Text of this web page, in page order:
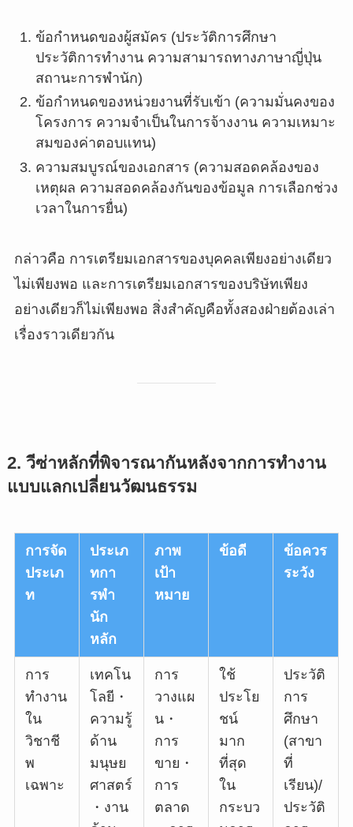
ข้อกำหนดของผู้สมัคร (ประวัติการศึกษา
ประวัติการทำงาน ความสามารถทางภาษาญี่ปุ่น
สถานะการพำนัก)
ข้อกำหนดของหน่วยงานที่รับเข้า (ความมั่นคงของ
โครงการ ความจำเป็นในการจ้างงาน ความเหมาะ
สมของค่าตอบแทน)
ความสมบูรณ์ของเอกสาร (ความสอดคล้องของ
เหตุผล ความสอดคล้องกันของข้อมูล การเลือกช่วง
เวลาในการยื่น)
กล่าวคือ การเตรียมเอกสารของบุคคลเพียงอย่างเดียว
ไม่เพียงพอ และการเตรียมเอกสารของบริษัทเพียง
อย่างเดียวก็ไม่เพียงพอ สิ่งสำคัญคือทั้งสองฝ่ายต้องเล่า
เรื่องราวเดียวกัน
2. วีซ่าหลักที่พิจารณากันหลังจากการทำงาน
แบบแลกเปลี่ยนวัฒนธรรม
การจัด
ประเภ
ท
ประเภ
ทกา
รพำ
นัก
หลัก
ภาพ
เป้า
หมาย
ข้อดี
ข้อควร
ระวัง
การ
ทำงาน
ใน
วิชาชี
พ
เฉพาะ
เทคโน
โลยี・
ความรู้
ด้าน
มนุษย
ศาสตร์
・งาน
การ
วางแผ
น・
การ
ขาย・
การ
ตลาด
ใช้
ประโย
ชน์
มาก
ที่สุด
ใน
กระบว
ประวัติ
การ
ศึกษา
(สาขา
ที่
เรียน)/
ประวัติ